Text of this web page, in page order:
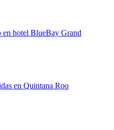
en hotel BlueBay Grand
en Quintana Roo